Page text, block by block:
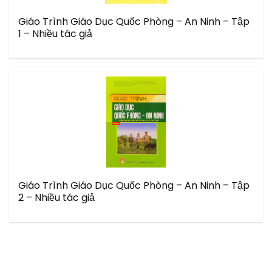
Giáo Trình Giáo Dục Quốc Phòng – An Ninh – Tập
1 – Nhiều tác giả
Giáo Trình Giáo Dục Quốc Phòng – An Ninh – Tập
2 – Nhiều tác giả